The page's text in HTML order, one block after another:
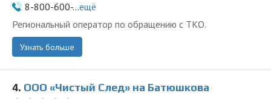
8-800-600-...ещё
Региональный оператор по обращению с ТКО.
Узнать больше
4. ООО «Чистый След» на Батюшкова